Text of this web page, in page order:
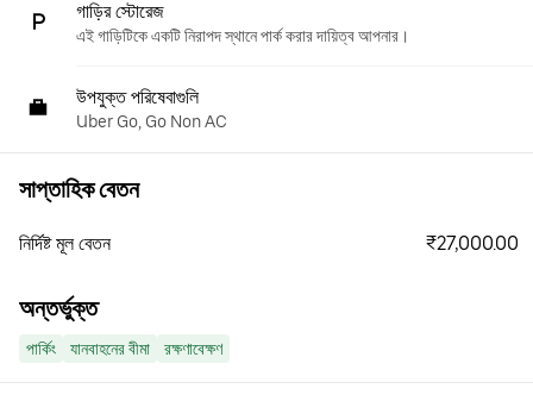
গাড়ির স্টোরেজ
এই গাড়িটিকে একটি নিরাপদ স্থানে পার্ক করার দায়িত্ব আপনার।
উপযুক্ত পরিষেবাগুলি
Uber Go, Go Non AC
সাপ্তাহিক বেতন
নির্দিষ্ট মূল বেতন ₹27,000.00
অন্তর্ভুক্ত
পার্কিং যানবাহনের বীমা রক্ষণাবেক্ষণ